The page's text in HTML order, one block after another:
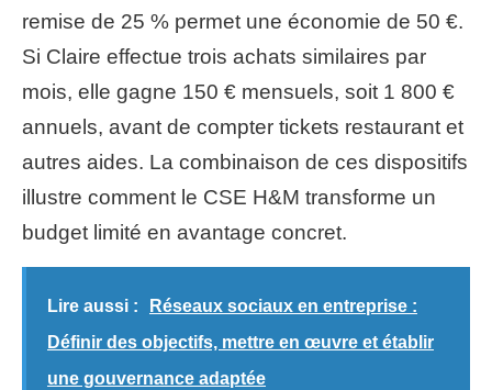
remise de 25 % permet une économie de 50 €.
Si Claire effectue trois achats similaires par
mois, elle gagne 150 € mensuels, soit 1 800 €
annuels, avant de compter tickets restaurant et
autres aides. La combinaison de ces dispositifs
illustre comment le CSE H&M transforme un
budget limité en avantage concret.
Lire aussi :
Réseaux sociaux en entreprise :
Définir des objectifs, mettre en œuvre et établir
une gouvernance adaptée